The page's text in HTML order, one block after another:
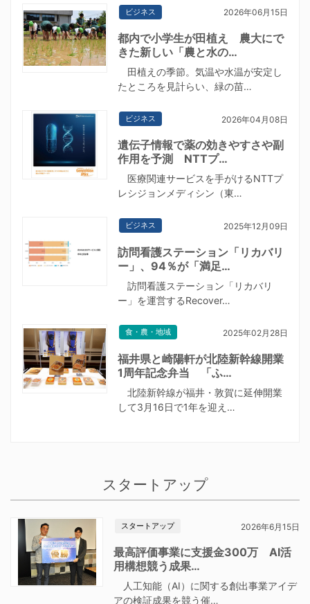
ビジネス 2026年06月15日
都内で小学生が田植え 農大にで
きた新しい「農と水の…
田植えの季節。気温や水温が安定し
たところを見計らい、緑の苗…
ビジネス 2026年04月08日
遺伝子情報で薬の効きやすさや副
作用を予測 NTTプ…
医療関連サービスを手がけるNTTプ
レシジョンメディシン（東…
ビジネス 2025年12月09日
訪問看護ステーション「リカバリ
ー」、94％が「満足…
訪問看護ステーション「リカバリ
ー」を運営するRecover…
食・農・地域 2025年02月28日
福井県と崎陽軒が北陸新幹線開業
1周年記念弁当 「ふ…
北陸新幹線が福井・敦賀に延伸開業
して3月16日で1年を迎え…
スタートアップ
スタートアップ 2026年6月15日
最高評価事業に支援金300万 AI活
用構想競う成果…
人工知能（AI）に関する創出事業アイデ
アの検証成果を競う催…